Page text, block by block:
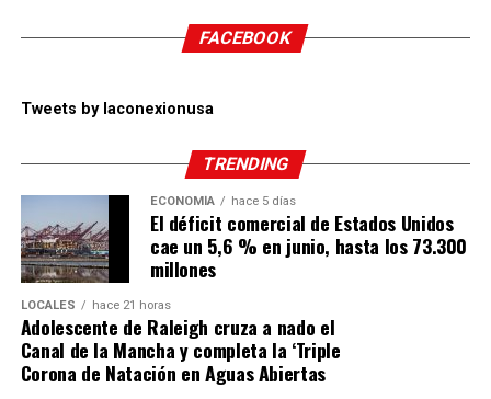
FACEBOOK
Tweets by laconexionusa
TRENDING
ECONOMÍA hace 5 días
El déficit comercial de Estados Unidos
cae un 5,6 % en junio, hasta los 73.300
millones
LOCALES hace 21 horas
Adolescente de Raleigh cruza a nado el
Canal de la Mancha y completa la ‘Triple
Corona de Natación en Aguas Abiertas